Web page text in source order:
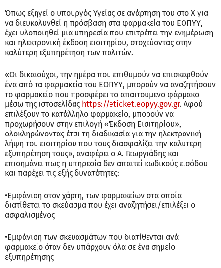
Όπως εξηγεί ο υπουργός Υγείας σε ανάρτηση του στο Χ για
να διευκολυνθεί η πρόσβαση στα φαρμακεία του ΕΟΠΥΥ,
έχει υλοποιηθεί μια υπηρεσία που επιτρέπει την ενημέρωση
και ηλεκτρονική έκδοση εισιτηρίου, στοχεύοντας στην
καλύτερη εξυπηρέτηση των πολιτών.
«Οι δικαιούχοι, την ημέρα που επιθυμούν να επισκεφθούν
ένα από τα φαρμακεία του ΕΟΠΥΥ, μπορούν να αναζητήσουν
το φαρμακείο που προσφέρει το απαιτούμενο φάρμακο
μέσω της ιστοσελίδας https://eticket.eopyy.gov.gr. Αφού
επιλέξουν το κατάλληλο φαρμακείο, μπορούν να
προχωρήσουν στην επιλογή «Έκδοση Εισιτηρίου»,
ολοκληρώνοντας έτσι τη διαδικασία για την ηλεκτρονική
λήψη του εισιτηρίου που τους διασφαλίζει την καλύτερη
εξυπηρέτηση τους», αναφέρει ο Α. Γεωργιάδης και
επισημάνει πως η υπηρεσία δεν απαιτεί κωδικούς εισόδου
και παρέχει τις εξής δυνατότητες:
•Εμφάνιση στον χάρτη, των φαρμακείων στα οποία
διατίθεται το σκεύασμα που έχει αναζητήσει/επιλέξει ο
ασφαλισμένος
•Εμφάνιση των σκευασμάτων που διατίθενται ανά
φαρμακείο όταν δεν υπάρχουν όλα σε ένα σημείο
εξυπηρέτησης